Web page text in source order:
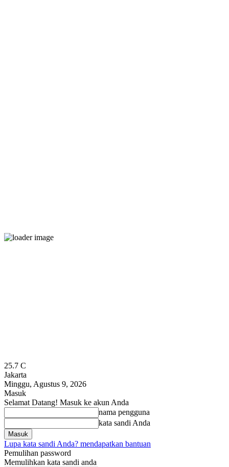
25.7 C
Jakarta
Minggu, Agustus 9, 2026
Masuk
Selamat Datang! Masuk ke akun Anda
nama pengguna
kata sandi Anda
Lupa kata sandi Anda? mendapatkan bantuan
Pemulihan password
Memulihkan kata sandi anda